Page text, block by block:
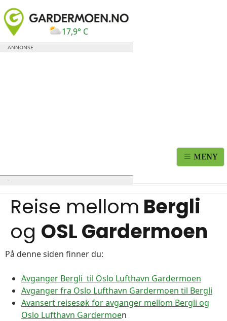
17,9° C
MENY
Reise mellom Bergli
og OSL Gardermoen
På denne siden finner du:
Avganger Bergli til Oslo Lufthavn Gardermoen
Avganger fra Oslo Lufthavn Gardermoen til Bergli
Avansert reisesøk for avganger mellom Bergli og
Oslo Lufthavn Gardermoen